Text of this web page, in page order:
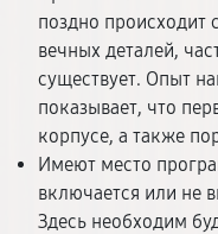
поздно происходит
вечных деталей,
существует. Опыт
показывает, что
корпусе, а также
Имеют место
включается или не
Здесь необходим